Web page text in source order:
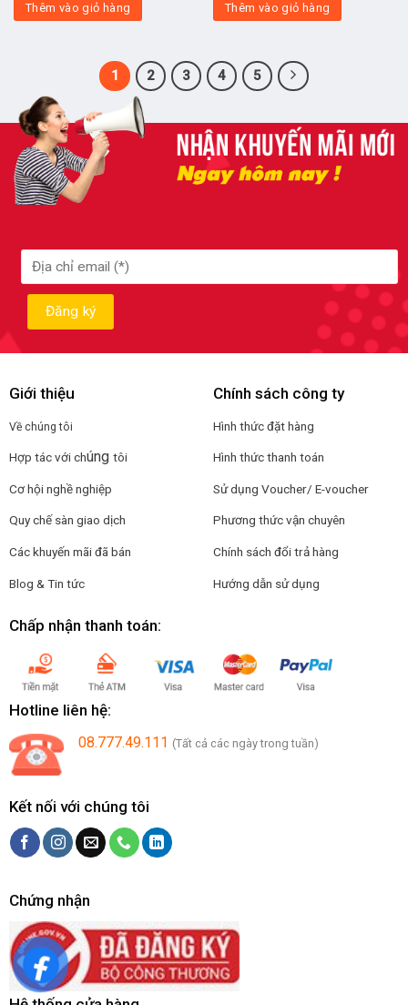
Thêm vào giỏ hàng Thêm vào giỏ hàng
1 2 3 4 5
Giới thiệu
Về chúng tôi
Hợp tác với chúng tôi
Cơ hội nghề nghiệp
Quy chế sàn giao dịch
Các khuyến mãi đã bán
Blog & Tin tức
Chính sách công ty
Hình thức đặt hàng
Hình thức thanh toán
Sử dụng Voucher/ E-voucher
Phương thức vận chuyên
Chính sách đổi trả hàng
Hướng dẫn sử dụng
Chấp nhận thanh toán:
Hotline liên hệ:
08.777.49.111 (Tất cả các ngày trong tuần)
Kết nối với chúng tôi
Chứng nhận